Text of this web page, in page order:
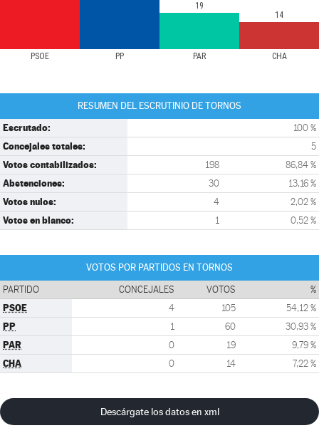
PSOE PP PAR CHA
19
14
RESUMEN DEL ESCRUTINIO DE TORNOS
Escrutado: 100 %
Concejales totales: 5
Votos contabilizados: 198 86,84 %
Abstenciones: 30 13,16 %
Votos nulos: 4 2,02 %
Votos en blanco: 1 0,52 %
VOTOS POR PARTIDOS EN TORNOS
PARTIDO CONCEJALES VOTOS %
PSOE 4 105 54,12 %
PP 1 60 30,93 %
PAR 0 19 9,79 %
CHA 0 14 7,22 %
Descárgate los datos en xml